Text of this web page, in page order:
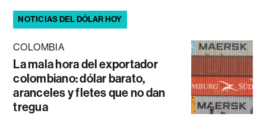
NOTICIAS DEL DÓLAR HOY
COLOMBIA
La mala hora del exportador
colombiano: dólar barato,
aranceles y fletes que no dan
tregua